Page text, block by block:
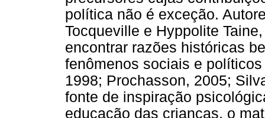
política não é exceção.
Tocqueville e Hyppolite
encontrar razões históricas
fenômenos sociais e
1998; Prochasson, 2005;
fonte de inspiração
educacão das crianças, o